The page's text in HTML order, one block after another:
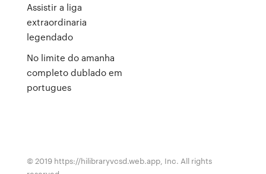
Assistir a liga
extraordinaria
legendado
No limite do amanha
completo dublado em
portugues
© 2019 https://hilibraryvcsd.web.app, Inc. All rights